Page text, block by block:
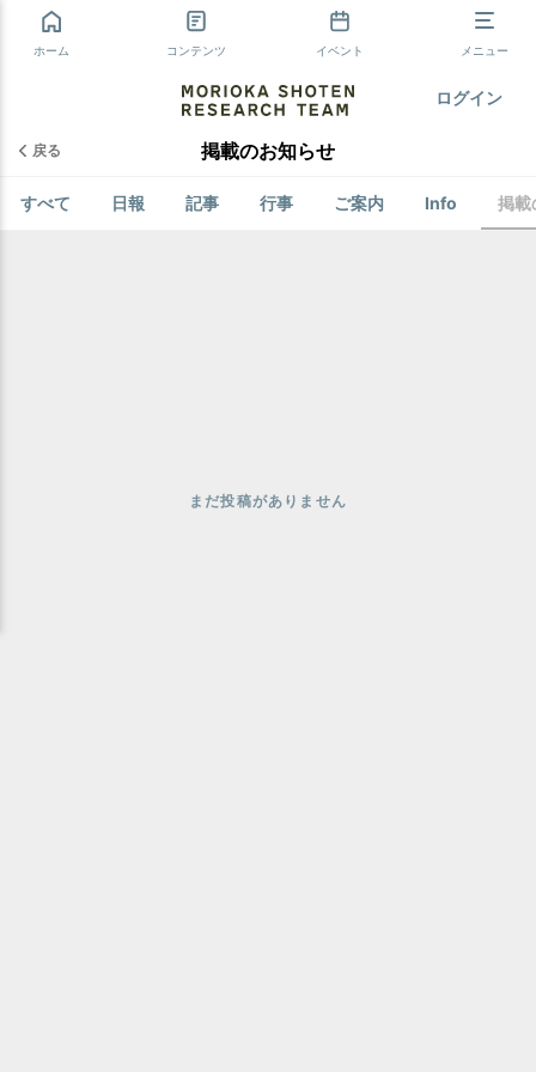
ホーム コンテンツ イベント メニュー
ログイン
戻る 掲載のお知らせ
すべて 日報 記事 行事 ご案内 Info 掲載
まだ投稿がありません